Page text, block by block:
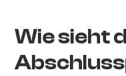
Wie sieht